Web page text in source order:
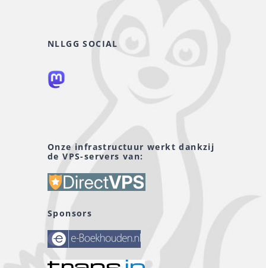
NLLGG SOCIAL
Onze infrastructuur werkt dankzij
de VPS-servers van:
Sponsors